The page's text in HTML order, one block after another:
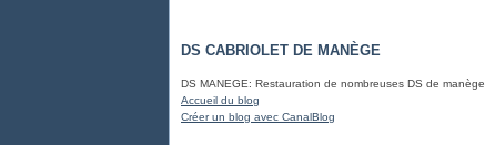
DS CABRIOLET DE MANÈGE
DS MANEGE: Restauration de nombreuses DS de manège.
Accueil du blog
Créer un blog avec CanalBlog